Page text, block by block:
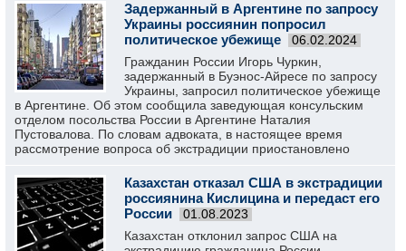
Задержанный в Аргентине по запросу
Украины россиянин попросил
политическое убежище
06.02.2024
Гражданин России Игорь Чуркин,
задержанный в Буэнос-Айресе по запросу
Украины, запросил политическое убежище
в Аргентине. Об этом сообщила заведующая консульским
отделом посольства России в Аргентине Наталия
Пустовалова. По словам адвоката, в настоящее время
рассмотрение вопроса об экстрадиции приостановлено
Казахстан отказал США в экстрадиции
россиянина Кислицина и передаст его
России
01.08.2023
Казахстан отклонил запрос США на